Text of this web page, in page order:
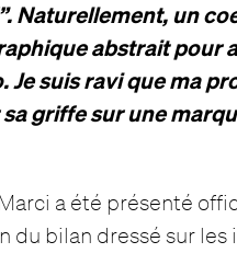
Naturellement, un
abstrait pour
Je suis ravi que ma
griffe sur une
a été présenté
du bilan dressé sur